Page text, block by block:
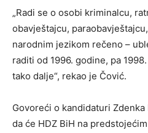
„Radi se o osobi kriminalcu,
obavještajcu,
narodnim jezikom rečeno –
raditi od 1996. godine, pa
tako dalje“, rekao je Čović.
Govoreći o kandidaturi
da će HDZ BiH na